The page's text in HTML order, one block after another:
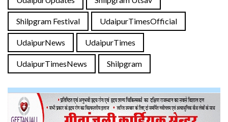
Shilpgram Festival UdaipurTimesOfficial
UdaipurNews UdaipurTimes
UdaipurTimesNews Shilpgram